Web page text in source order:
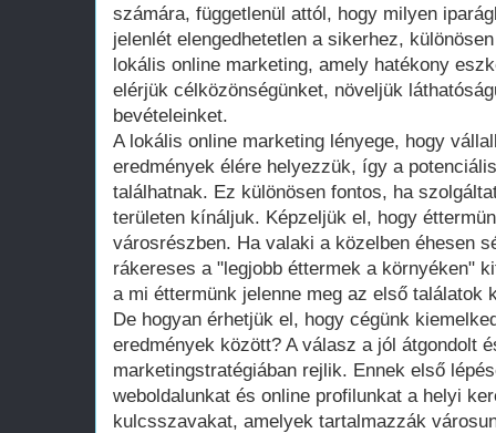
számára, függetlenül attól, hogy milyen
jelenlét elengedhetetlen a sikerhez,
lokális online marketing, amely hatékony
elérjük célközönségünket, növeljük
bevételeinket.
A lokális online marketing lényege, hogy
eredmények élére helyezzük, így a
találhatnak. Ez különösen fontos, ha
területen kínáljuk. Képzeljük el, hogy
városrészben. Ha valaki a közelben éhesen
rákereses a "legjobb éttermek a környéken"
a mi éttermünk jelenne meg az első találatok
De hogyan érhetjük el, hogy cégünk
eredmények között? A válasz a jól átgondolt
marketingstratégiában rejlik. Ennek első
weboldalunkat és online profilunkat a helyi
kulcsszavakat, amelyek tartalmazzák